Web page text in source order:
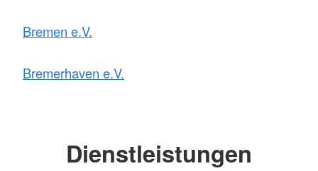
Bremen e.V.
Bremerhaven e.V.
Dienstleistungen